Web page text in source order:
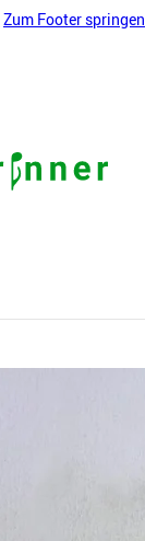
Zum Footer springen